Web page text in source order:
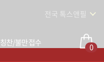
전국 톡스앤필
칭찬/불만 접수 0